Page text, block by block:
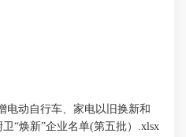
电动自行车、家电以旧换新和
“焕新”企业名单(第五批）.xlsx